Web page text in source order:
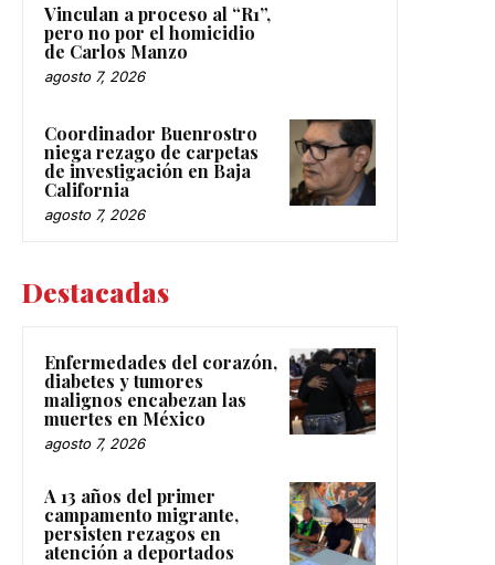
Vinculan a proceso al “R1”,
pero no por el homicidio
de Carlos Manzo
agosto 7, 2026
Coordinador Buenrostro
niega rezago de carpetas
de investigación en Baja
California
agosto 7, 2026
Destacadas
Enfermedades del corazón,
diabetes y tumores
malignos encabezan las
muertes en México
agosto 7, 2026
A 13 años del primer
campamento migrante,
persisten rezagos en
atención a deportados